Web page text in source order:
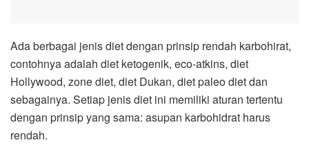
Ada berbagai jenis diet dengan prinsip rendah karbohirat,
contohnya adalah diet ketogenik, eco-atkins, diet
Hollywood, zone diet, diet Dukan, diet paleo diet dan
sebagainya. Setiap jenis diet ini memiliki aturan tertentu
dengan prinsip yang sama: asupan karbohidrat harus
rendah.